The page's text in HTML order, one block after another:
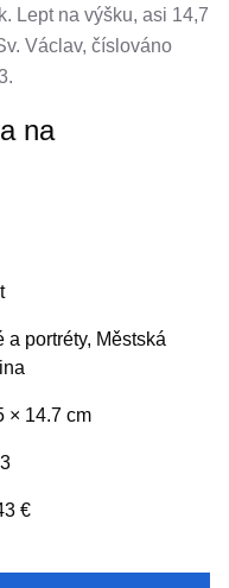
na
a portréty, Městská
× 14.7 cm
€
Lept na výšku, asi 14,7
Václav, číslováno